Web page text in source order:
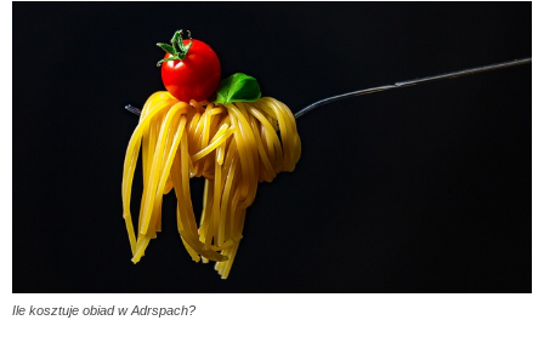
Ile kosztuje obiad w Adrspach?